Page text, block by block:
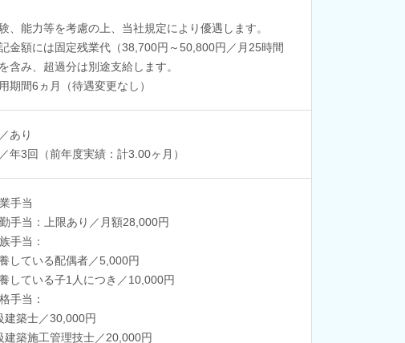
、能力等を考慮の上、当社規定により優遇します。
金額には固定残業代（38,700円～50,800円／月25時間
含み、超過分は別途支給します。
期間6ヵ月（待遇変更なし）
あり
年3回（前年度実績：計3.00ヶ月）
手当
手当：上限あり／月額28,000円
手当：
している配偶者／5,000円
している子1人につき／10,000円
手当：
建築士／30,000円
建築施工管理技士／20,000円